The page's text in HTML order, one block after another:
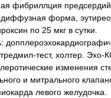
фибриллция
форма,
по 25 мкг в сутки.
тест, холтер. Эхо-
изменения
и митрального
левого желудочка.